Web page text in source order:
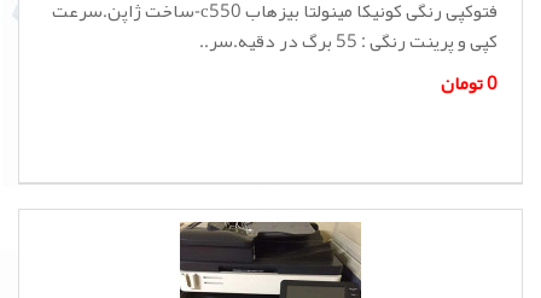
فتوکپی رنگی کونیکا مینولتا بیزهاب c550-ساخت ژاپن.سرعت
کپی و پرینت رنگی : 55 برگ در دقیه.سر..
0 تومان